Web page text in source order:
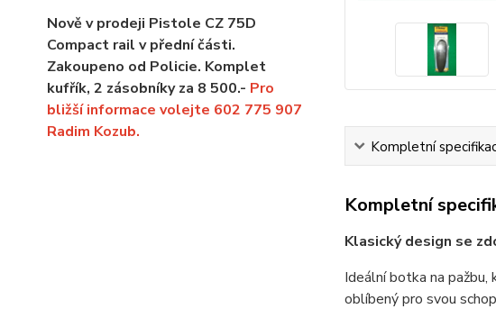
Nově v prodeji Pistole CZ 75D
Compact rail v přední části.
Zakoupeno od Policie. Komplet
kufřík, 2 zásobníky za 8 500.- Pro
bližší informace volejte 602 775 907
Radim Kozub.
Kompletní
Kompletní
Klasický design se
Ideální botka na
oblíbený pro svou